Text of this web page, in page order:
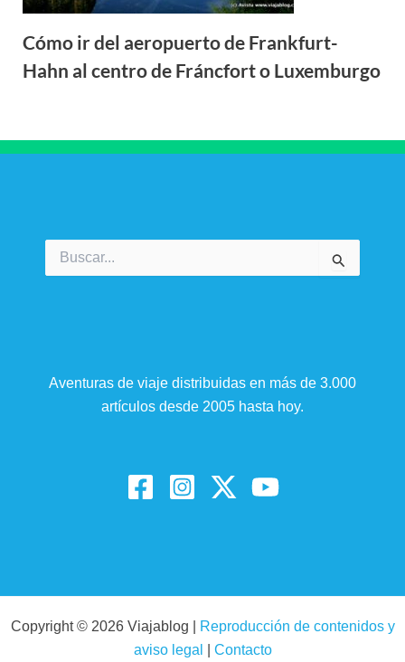
Cómo ir del aeropuerto de Frankfurt-
Hahn al centro de Fráncfort o Luxemburgo
Buscar
por:
Aventuras de viaje distribuidas en más de 3.000
artículos desde 2005 hasta hoy.
Copyright © 2026 Viajablog |
Reproducción de contenidos y
aviso legal
Contacto